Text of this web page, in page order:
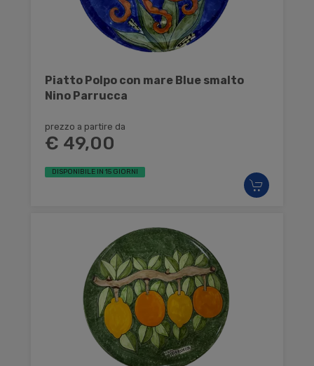
Piatto Polpo con mare Blue smalto
Nino Parrucca
prezzo a partire da
€ 49,00
DISPONIBILE IN 15 GIORNI